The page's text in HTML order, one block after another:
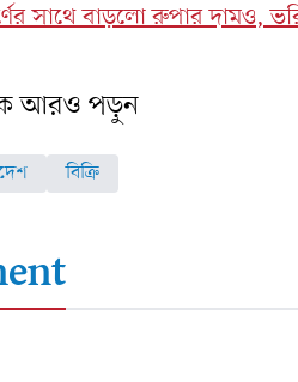
সাথে বাড়লো রুপার দামও,
আরও পড়ুন
বিক্রি